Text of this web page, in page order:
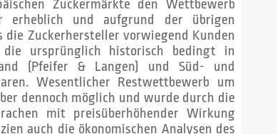
Zuckermärkte den Wettbewerb
erheblich und aufgrund der übrigen
Zuckerhersteller vorwiegend Kunden
ursprünglich historisch bedingt in
(Pfeifer & Langen) und Süd- und
Wesentlicher Restwettbewerb um
dennoch möglich und wurde durch die
mit preisüberhöhender Wirkung
auch die ökonomischen Analysen des